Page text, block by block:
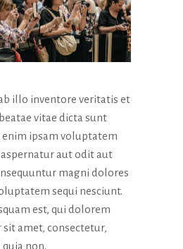
ab illo inventore veritatis et
vitae dicta sunt
enim ipsam voluptatem
aut odit aut
magni dolores
sequi nesciunt.
est, qui dolorem
amet, consectetur,
non.